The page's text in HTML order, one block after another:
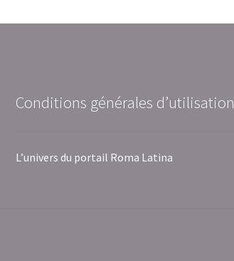
Conditions générales d’utilisation
L’univers du portail Roma Latina